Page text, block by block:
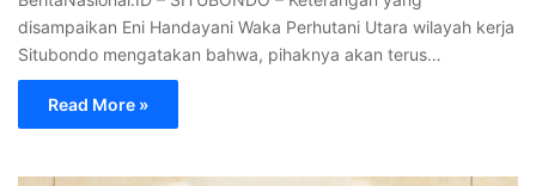
disampaikan Eni Handayani Waka Perhutani Utara wilayah kerja
Situbondo mengatakan bahwa, pihaknya akan terus…
Read More »